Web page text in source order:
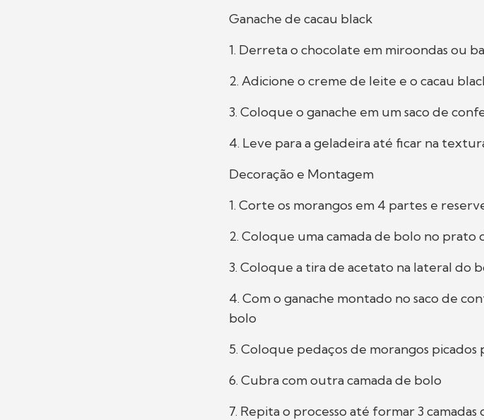
Ganache de cacau black
1. Derreta o chocolate em miroondas ou
2. Adicione o creme de leite e o cacau
3. Coloque o ganache em um saco de
4. Leve para a geladeira até ficar na
Decoração e Montagem
1. Corte os morangos em 4 partes e
2. Coloque uma camada de bolo no prato
3. Coloque a tira de acetato na lateral do
4. Com o ganache montado no saco de
bolo
5. Coloque pedaços de morangos picados
6. Cubra com outra camada de bolo
7. Repita o processo até formar 3